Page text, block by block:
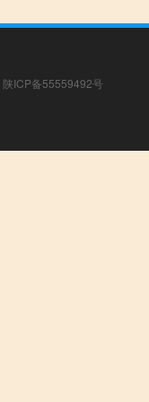
陕ICP备55559492号